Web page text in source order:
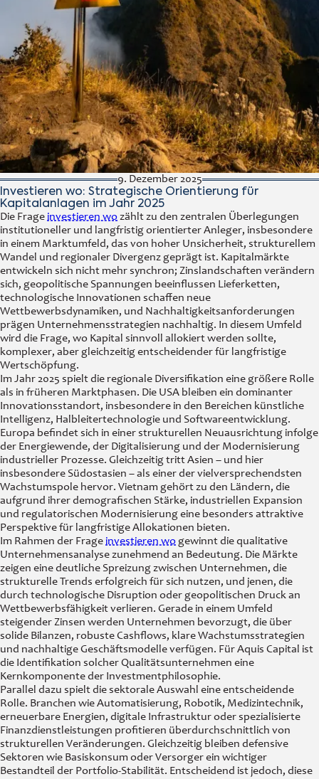
9. Dezember 2025
Investieren wo: Strategische Orientierung für
Kapitalanlagen im Jahr 2025
Die Frage investieren wozählt zu den zentralen Überlegungen
institutioneller und langfristig orientierter Anleger, insbesondere
in einem Marktumfeld, das von hoher Unsicherheit, strukturellem
Wandel und regionaler Divergenz geprägt ist. Kapitalmärkte
entwickeln sich nicht mehr synchron; Zinslandschaften verändern
sich, geopolitische Spannungen beeinflussen Lieferketten,
technologische Innovationen schaffen neue
Wettbewerbsdynamiken, und Nachhaltigkeitsanforderungen
prägen Unternehmensstrategien nachhaltig. In diesem Umfeld
wird die Frage, wo Kapital sinnvoll allokiert werden sollte,
komplexer, aber gleichzeitig entscheidender für langfristige
Wertschöpfung.
Im Jahr 2025 spielt die regionale Diversifikation eine größere Rolle
als in früheren Marktphasen. Die USA bleiben ein dominanter
Innovationsstandort, insbesondere in den Bereichen künstliche
Intelligenz, Halbleitertechnologie und Softwareentwicklung.
Europa befindet sich in einer strukturellen Neuausrichtung infolge
der Energiewende, der Digitalisierung und der Modernisierung
industrieller Prozesse. Gleichzeitig tritt Asien – und hier
insbesondere Südostasien – als einer der vielversprechendsten
Wachstumspole hervor. Vietnam gehört zu den Ländern, die
aufgrund ihrer demografischen Stärke, industriellen Expansion
und regulatorischen Modernisierung eine besonders attraktive
Perspektive für langfristige Allokationen bieten.
Im Rahmen der Frage investieren wo gewinnt die qualitative
Unternehmensanalyse zunehmend an Bedeutung. Die Märkte
zeigen eine deutliche Spreizung zwischen Unternehmen, die
strukturelle Trends erfolgreich für sich nutzen, und jenen, die
durch technologische Disruption oder geopolitischen Druck an
Wettbewerbsfähigkeit verlieren. Gerade in einem Umfeld
steigender Zinsen werden Unternehmen bevorzugt, die über
solide Bilanzen, robuste Cashflows, klare Wachstumsstrategien
und nachhaltige Geschäftsmodelle verfügen. Für Aquis Capital ist
die Identifikation solcher Qualitätsunternehmen eine
Kernkomponente der Investmentphilosophie.
Parallel dazu spielt die sektorale Auswahl eine entscheidende
Rolle. Branchen wie Automatisierung, Robotik, Medizintechnik,
erneuerbare Energien, digitale Infrastruktur oder spezialisierte
Finanzdienstleistungen profitieren überdurchschnittlich von
strukturellen Veränderungen. Gleichzeitig bleiben defensive
Sektoren wie Basiskonsum oder Versorger ein wichtiger
Bestandteil der Portfolio-Stabilität. Entscheidend ist jedoch, diese